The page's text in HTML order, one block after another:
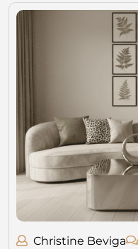
Christine Beviga